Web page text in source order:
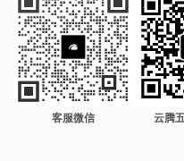
客服微信 云腾